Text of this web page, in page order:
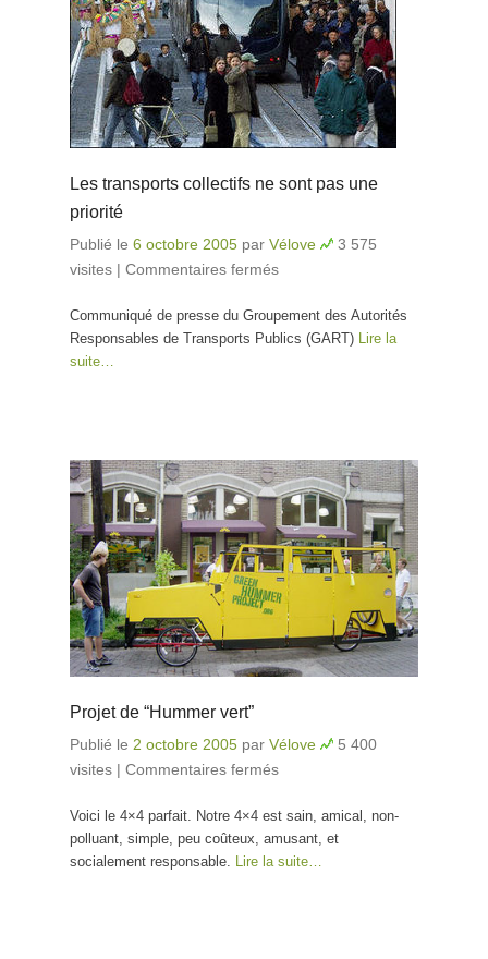
Les transports collectifs ne sont pas une
priorité
Publié le 6 octobre 2005 par Vélove
3 575
visites | Commentaires fermés
une priorité
Communiqué de presse du Groupement des Autorités
Responsables de Transports Publics (GART) Lire la
suite…
Projet de “Hummer vert”
Publié le 2 octobre 2005 par Vélove
5 400
visites | Commentaires fermés
Voici le 4×4 parfait. Notre 4×4 est sain, amical, non-
polluant, simple, peu coûteux, amusant, et
socialement responsable. Lire la suite…